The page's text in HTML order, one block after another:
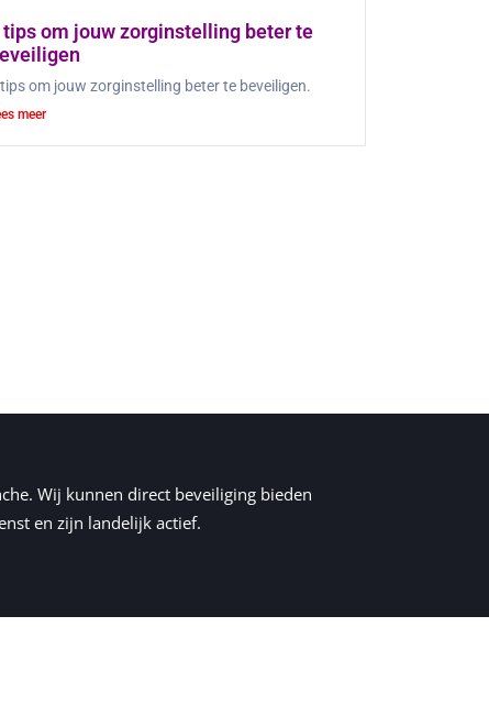
tips om jouw zorginstelling beter te
om jouw zorginstelling beter te beveiligen.
meer
Wij kunnen direct beveiliging bieden
en zijn landelijk actief.